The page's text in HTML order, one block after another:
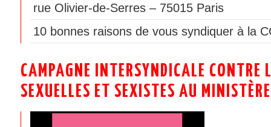
rue Olivier-de-Serres – 75015 Paris
10 bonnes raisons de vous syndiquer à la
CAMPAGNE INTERSYNDICALE CONTRE
SEXUELLES ET SEXISTES AU MINISTÈRE